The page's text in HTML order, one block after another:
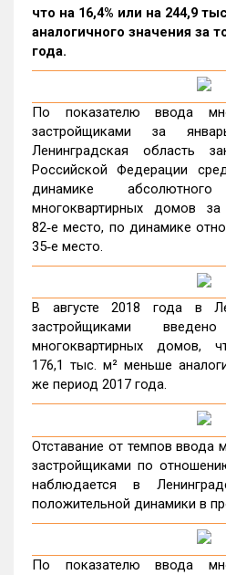
что на 16,4% или на 244,9
аналогичного значения за
года.
По показателю ввода
застройщиками за
Ленинградская область
Российской Федерации
динамике
многоквартирных домов
82‑е место, по динамике
35‑е место.
В августе 2018 года в
застройщиками
многоквартирных домов,
176,1 тыс. м² меньше
же период 2017 года.
Отставание от темпов ввода
застройщиками по
наблюдается в
положительной динамики в
По показателю ввода